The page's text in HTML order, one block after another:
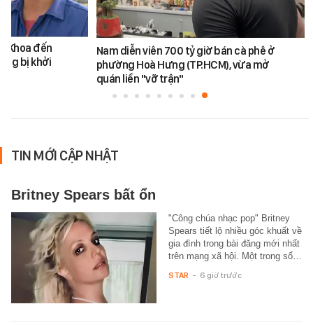
Khoa đến
bị khởi
Nam diễn viên 700 tỷ giờ bán cà phê ở
phường Hoà Hưng (TP.HCM), vừa mở
quán liền "vỡ trận"
TIN MỚI CẬP NHẬT
Britney Spears bất ổn
"Công chúa nhạc pop" Britney
Spears tiết lộ nhiều góc khuất về
gia đình trong bài đăng mới nhất
trên mạng xã hội. Một trong số…
STAR - 6 giờ trước